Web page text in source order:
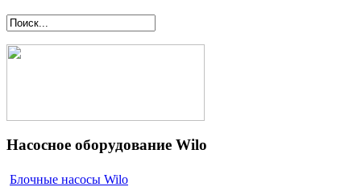
Насосное оборудование Wilo
Блочные насосы Wilo